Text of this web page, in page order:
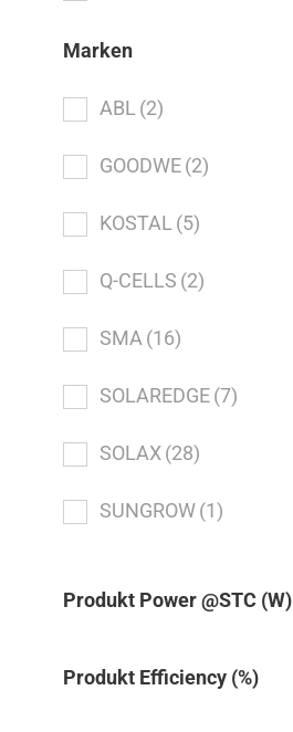
Marken
ABL (2)
GOODWE (2)
KOSTAL (5)
Q-CELLS (2)
SMA (16)
SOLAREDGE (7)
SOLAX (28)
SUNGROW (1)
Produkt Power @STC (W)
Produkt Efficiency (%)